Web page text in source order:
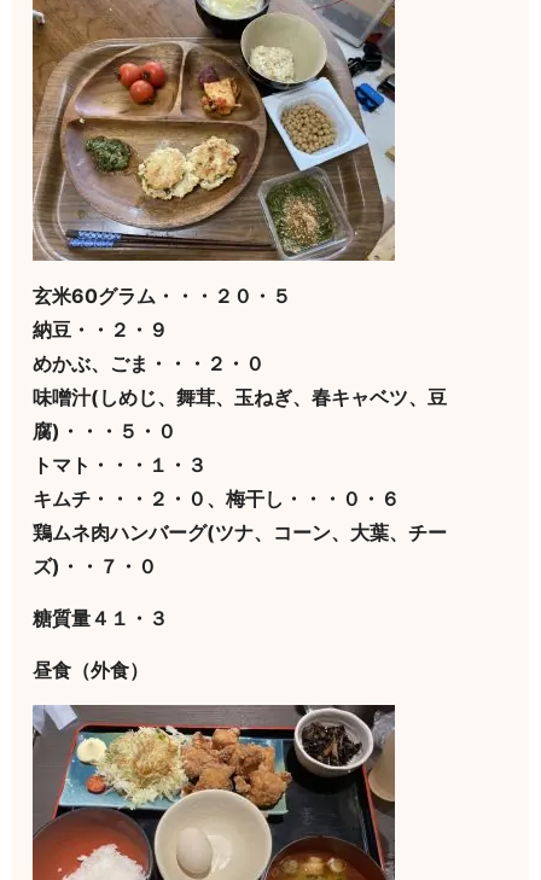
玄米60グラム・・・２０・５
納豆・・２・９
めかぶ、ごま・・・２・０
味噌汁(しめじ、舞茸、玉ねぎ、春キャベツ、豆
腐)・・・５・０
トマト・・・１・３
キムチ・・・２・０、梅干し・・・０・６
鶏ムネ肉ハンバーグ(ツナ、コーン、大葉、チー
ズ)・・７・０
糖質量４１・３
昼食（外食）